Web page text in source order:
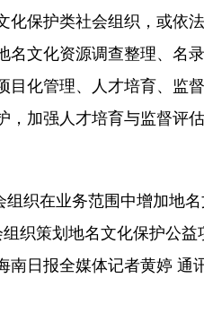
保护类社会组织，或依
文化资源调查整理、名
化管理、人才培育、监
加强人才培育与监督评
织在业务范围中增加地
织策划地名文化保护公
日报全媒体记者黄婷 通